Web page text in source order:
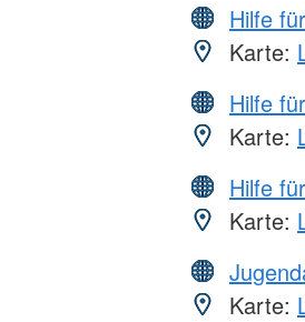
Hilfe
Karte:
Hilfe
Karte:
Hilfe
Karte:
Karte: